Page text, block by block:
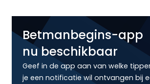
Betmanbegins-app
nu beschikbaar
Geef in de app aan van welke
je een notificatie wil ontvangen bij